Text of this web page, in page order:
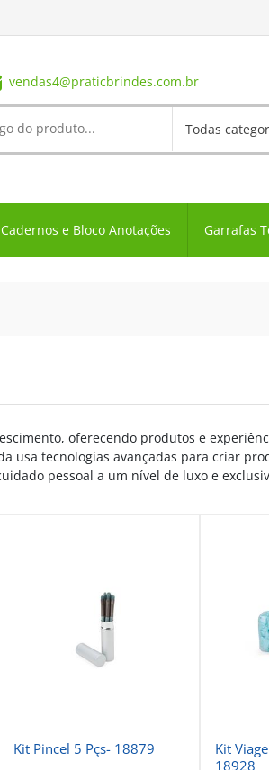
vendas4@praticbrindes.com.br
Cadernos e Bloco Anotações Garrafas
oferecendo produtos e
usa tecnologias avançadas para criar
pessoal a um nível de luxo e
Kit Pincel 5 Pçs- 18879
Kit
18928